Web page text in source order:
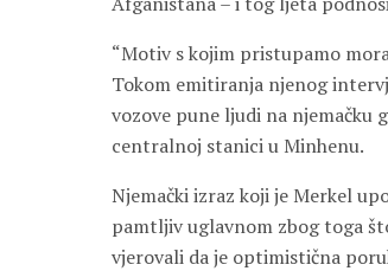
“Motiv s kojim pristupamo
Tokom emitiranja njenog
vozove pune ljudi na njemačku
centralnoj stanici u Minhenu.
Njemački izraz koji je Merkel
pamtljiv uglavnom zbog toga
vjerovali da je optimistična